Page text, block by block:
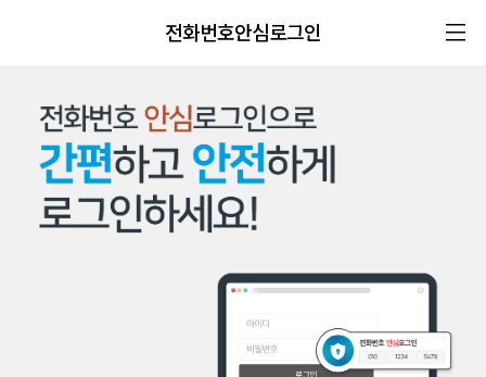
전화번호안심로그인